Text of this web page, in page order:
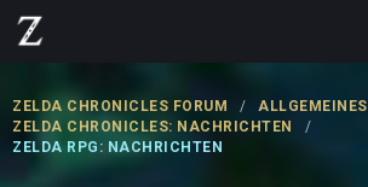
ZELDA CHRONICLES FORUM
ALLGEMEINES
ZELDA CHRONICLES: NACHRICHTEN
ZELDA RPG: NACHRICHTEN